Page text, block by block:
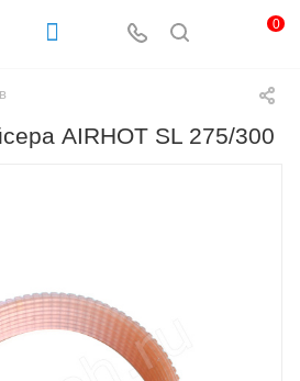
0
AIRHOT SL 275/300